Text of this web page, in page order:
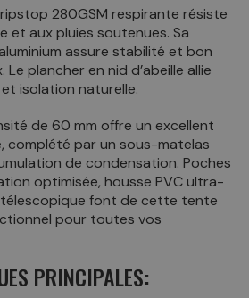
280GSM respirante résiste
et aux pluies soutenues. Sa
assure stabilité et bon
plancher en nid d’abeille allie
isolation naturelle.
de 60 mm offre un excellent
complété par un sous-matelas
de condensation. Poches
optimisée, housse PVC ultra-
font de cette tente
pour toutes vos
PRINCIPALES: